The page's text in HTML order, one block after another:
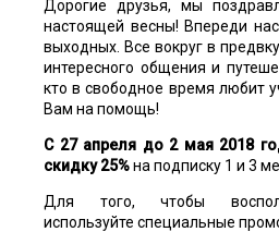
Дорогие друзья, мы
настоящей весны! Впереди
выходных. Все вокруг в
интересного общения и
кто в свободное время любит
Вам на помощь!
С 27 апреля до 2 мая 2018
скидку 25%на подписку 1 и 3
Для того, чтобы
используйте специальные